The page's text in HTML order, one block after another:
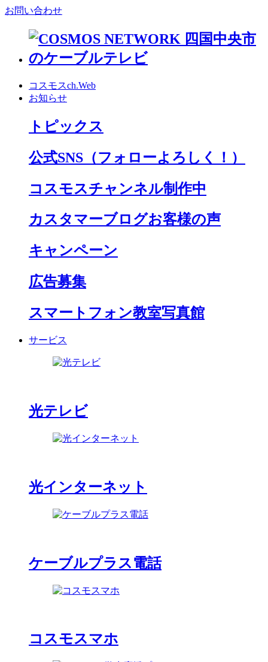
お問い合わせ
コスモスch.Web
お知らせ
トピックス
公式SNS （フォローよろしく！）
コスモスチャンネル制作中
カスタマーブログお客様の声
キャンペーン
広告募集
スマートフォン教室写真館
サービス
光テレビ
光インターネット
ケーブルプラス電話
コスモスマホ